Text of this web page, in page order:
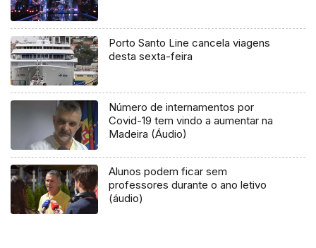
Porto Santo Line cancela viagens
desta sexta-feira
Número de internamentos por
Covid-19 tem vindo a aumentar na
Madeira (Áudio)
Alunos podem ficar sem
professores durante o ano letivo
(áudio)